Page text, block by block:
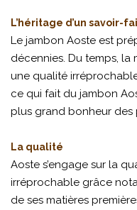
L’héritage d’un savoir-
Le jambon Aoste est
décennies. Du temps, la
une qualité
ce qui fait du jambon
plus grand bonheur des
La qualité
Aoste s’engage sur la
irréprochable grâce
de ses matières